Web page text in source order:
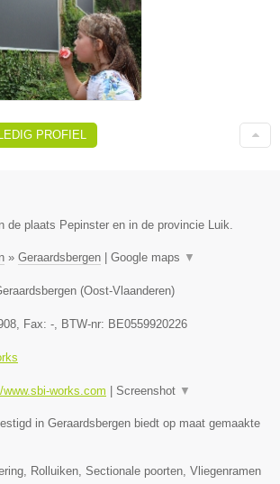
PROFIEL
de plaats Pepinster en in de provincie Luik.
» Geraardsbergen | Google maps ▼
(Oost-Vlaanderen)
, Fax: - , BTW-nr: BE0559920226
works.com | Screenshot ▼
in Geraardsbergen biedt op maat gemaakte
Rolluiken, Sectionale poorten, Vliegenramen